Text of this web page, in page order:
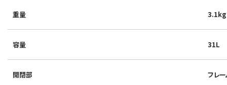
重量 3.1kg
容量 31L
開閉部 フレ